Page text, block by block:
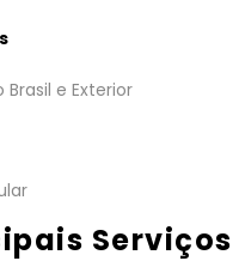
e Exterior
Serviços